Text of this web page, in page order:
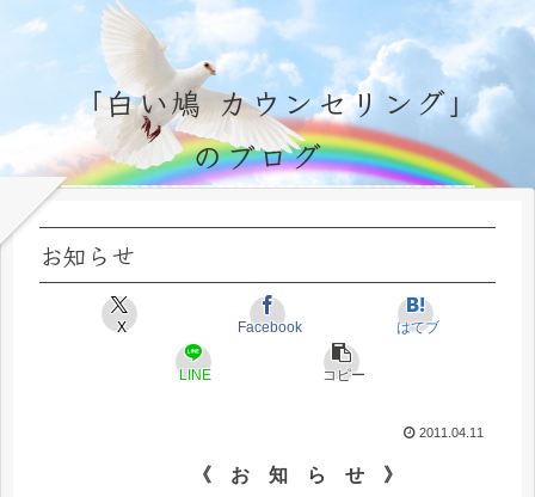
「白い鳩 カウンセリング」
のブログ
お知らせ
X Facebook はてブ
LINE コピー
2011.04.11
《 お 知 ら せ 》